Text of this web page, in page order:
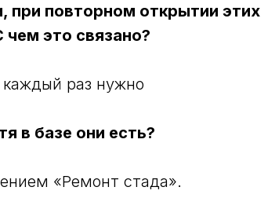
при повторном открытии этих
это связано?
раз нужно
в базе они есть?
«Ремонт стада».